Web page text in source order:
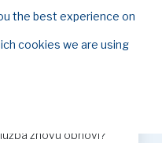
úhrad za služby
znovu obnoví?
the best experience on
cookies we are using